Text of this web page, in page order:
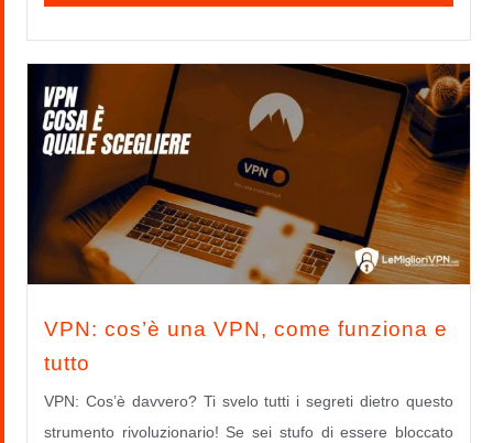
VPN: cos’è una VPN, come funziona e
tutto
VPN: Cos’è davvero? Ti svelo tutti i segreti dietro questo
strumento rivoluzionario! Se sei stufo di essere bloccato